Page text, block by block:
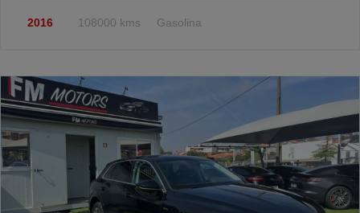
2016 108000 kms Gasolina